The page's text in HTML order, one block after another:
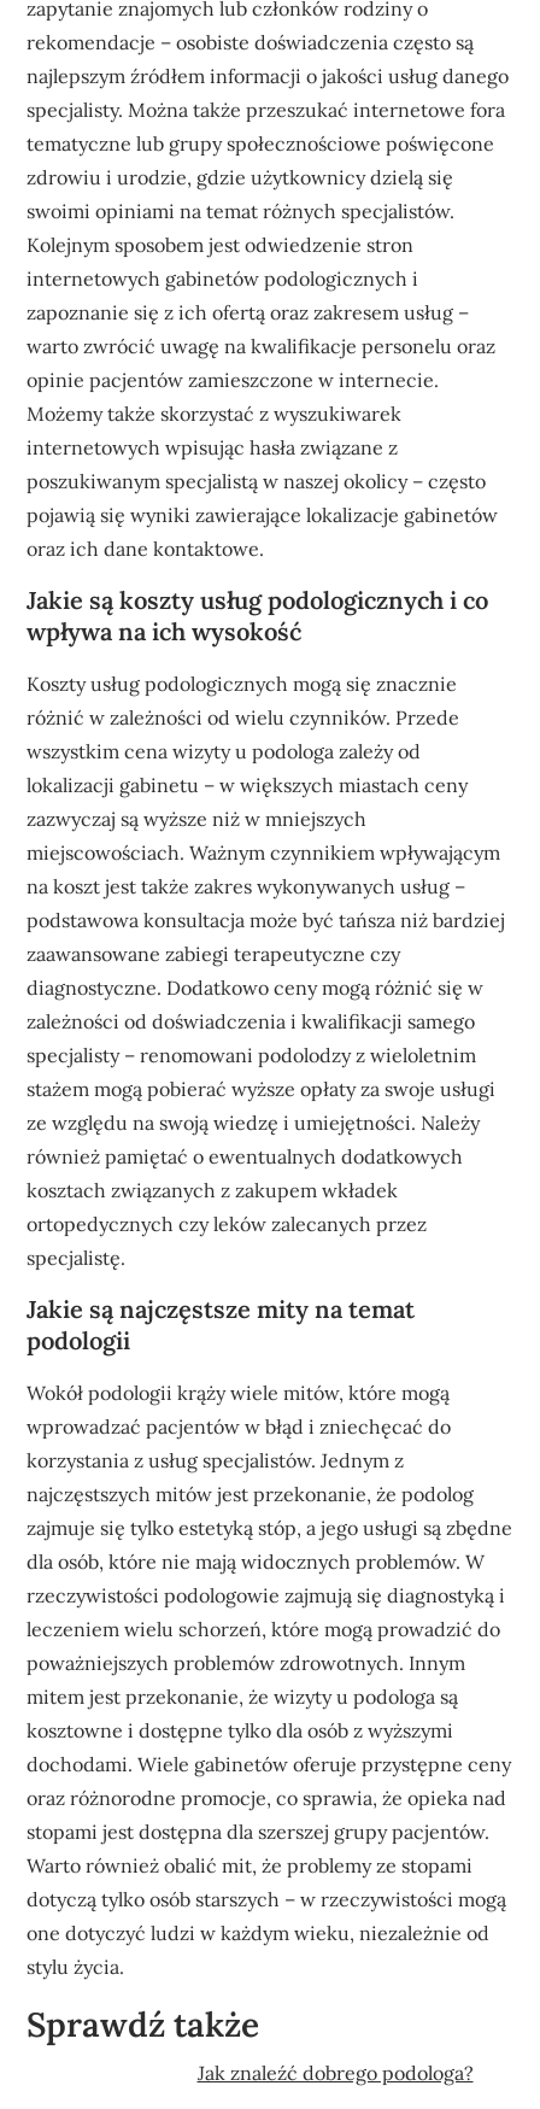
zapytanie znajomych lub członków rodziny o
rekomendacje – osobiste doświadczenia często są
najlepszym źródłem informacji o jakości usług danego
specjalisty. Można także przeszukać internetowe fora
tematyczne lub grupy społecznościowe poświęcone
zdrowiu i urodzie, gdzie użytkownicy dzielą się
swoimi opiniami na temat różnych specjalistów.
Kolejnym sposobem jest odwiedzenie stron
internetowych gabinetów podologicznych i
zapoznanie się z ich ofertą oraz zakresem usług –
warto zwrócić uwagę na kwalifikacje personelu oraz
opinie pacjentów zamieszczone w internecie.
Możemy także skorzystać z wyszukiwarek
internetowych wpisując hasła związane z
poszukiwanym specjalistą w naszej okolicy – często
pojawią się wyniki zawierające lokalizacje gabinetów
oraz ich dane kontaktowe.
Jakie są koszty usług podologicznych i co
wpływa na ich wysokość
Koszty usług podologicznych mogą się znacznie
różnić w zależności od wielu czynników. Przede
wszystkim cena wizyty u podologa zależy od
lokalizacji gabinetu – w większych miastach ceny
zazwyczaj są wyższe niż w mniejszych
miejscowościach. Ważnym czynnikiem wpływającym
na koszt jest także zakres wykonywanych usług –
podstawowa konsultacja może być tańsza niż bardziej
zaawansowane zabiegi terapeutyczne czy
diagnostyczne. Dodatkowo ceny mogą różnić się w
zależności od doświadczenia i kwalifikacji samego
specjalisty – renomowani podolodzy z wieloletnim
stażem mogą pobierać wyższe opłaty za swoje usługi
ze względu na swoją wiedzę i umiejętności. Należy
również pamiętać o ewentualnych dodatkowych
kosztach związanych z zakupem wkładek
ortopedycznych czy leków zalecanych przez
specjalistę.
Jakie są najczęstsze mity na temat
podologii
Wokół podologii krąży wiele mitów, które mogą
wprowadzać pacjentów w błąd i zniechęcać do
korzystania z usług specjalistów. Jednym z
najczęstszych mitów jest przekonanie, że podolog
zajmuje się tylko estetyką stóp, a jego usługi są zbędne
dla osób, które nie mają widocznych problemów. W
rzeczywistości podologowie zajmują się diagnostyką i
leczeniem wielu schorzeń, które mogą prowadzić do
poważniejszych problemów zdrowotnych. Innym
mitem jest przekonanie, że wizyty u podologa są
kosztowne i dostępne tylko dla osób z wyższymi
dochodami. Wiele gabinetów oferuje przystępne ceny
oraz różnorodne promocje, co sprawia, że opieka nad
stopami jest dostępna dla szerszej grupy pacjentów.
Warto również obalić mit, że problemy ze stopami
dotyczą tylko osób starszych – w rzeczywistości mogą
one dotyczyć ludzi w każdym wieku, niezależnie od
stylu życia.
Sprawdź także
Jak znaleźć dobrego podologa?